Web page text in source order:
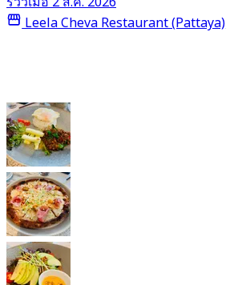
Leela Cheva Restaurant (Pattaya)